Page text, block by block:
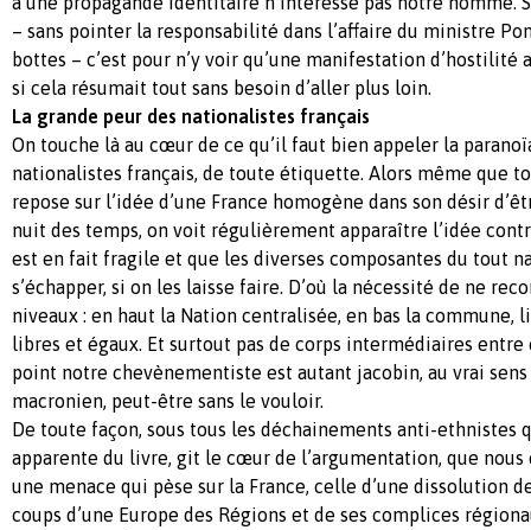
– sans pointer la responsabilité dans l’affaire du ministre
bottes – c’est pour n’y voir qu’une manifestation d’hostilité
si cela résumait tout sans besoin d’aller plus loin.
La grande peur des nationalistes français
On touche là au cœur de ce qu’il faut bien appeler la
nationalistes français, de toute étiquette. Alors même que
repose sur l’idée d’une France homogène dans son désir
nuit des temps, on voit régulièrement apparaître l’idée
est en fait fragile et que les diverses composantes du tout
s’échapper, si on les laisse faire. D’où la nécessité de ne
niveaux : en haut la Nation centralisée, en bas la commune,
libres et égaux. Et surtout pas de corps intermédiaires entre
point notre chevènementiste est autant jacobin, au vrai
macronien, peut-être sans le vouloir.
De toute façon, sous tous les déchainements anti-ethnistes
apparente du livre, git le cœur de l’argumentation, que nous
une menace qui pèse sur la France, celle d’une dissolution
coups d’une Europe des Régions et de ses complices